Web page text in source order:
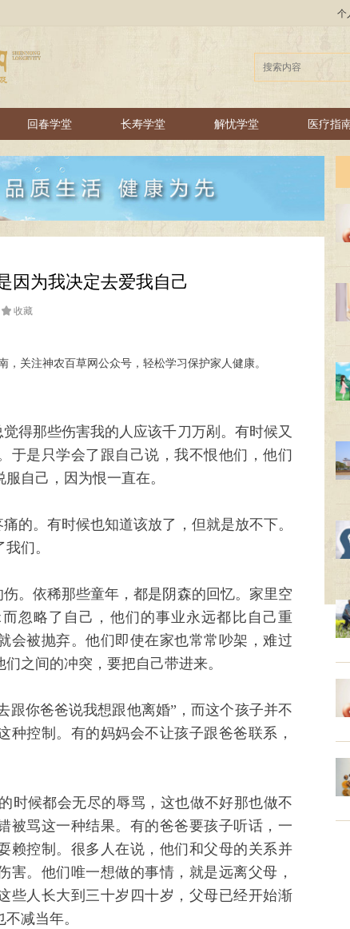
个
回春学堂 长寿学堂 解忧学堂 医疗指
因为我决定去爱我自己
 收藏
，关注神农百草网公众号，轻松学习保护家人健康。
得那些伤害我的人应该千刀万剐。有时候又
于是只学会了跟自己说，我不恨他们，他们
自己，因为恨一直在。
的。有时候也知道该放了，但就是放不下。
们。
。依稀那些童年，都是阴森的回忆。家里空
忽略了自己，他们的事业永远都比自己重
会被抛弃。他们即使在家也常常吵架，难过
之间的冲突，要把自己带进来。
跟你爸爸说我想跟他离婚”，而这个孩子并不
种控制。有的妈妈会不让孩子跟爸爸联系，
时候都会无尽的辱骂，这也做不好那也做不
被骂这一种结果。有的爸爸要孩子听话，一
赖控制。很多人在说，他们和父母的关系并
害。他们唯一想做的事情，就是远离父母，
些人长大到三十岁四十岁，父母已经开始渐
减当年。